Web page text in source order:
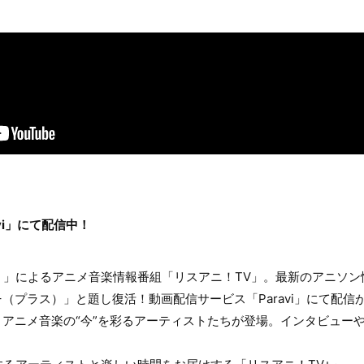
にて配信中！
によるアニメ音楽情報番組「リスアニ！TV」。最新のアニソ
プラス）」と題し復活！動画配信サービス「Paravi」にて配信
ニメ音楽の“今”を彩るアーティストたちが登場。インタビュー